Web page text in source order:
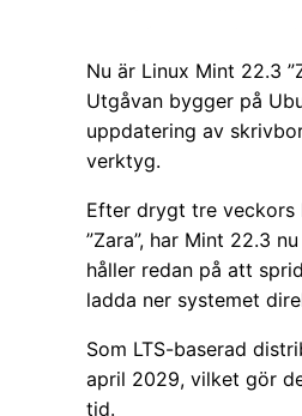
Nu är Linux Mint 22.3
Utgåvan bygger på
uppdatering av
verktyg.
Efter drygt tre veckors
”Zara”, har Mint 22.3
håller redan på att
ladda ner systemet
Som LTS-baserad
april 2029, vilket gör
tid.